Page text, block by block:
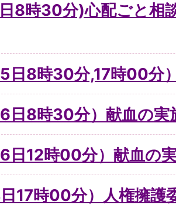
8時30分)心配ごと相
日8時30分,17時00分
日8時30分）献血の
日12時00分）献血の
日17時00分）人権擁護